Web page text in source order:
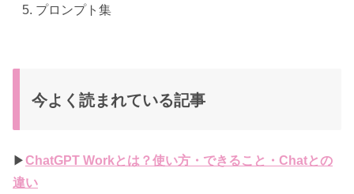
プロンプト集
今よく読まれている記事
▶ChatGPT Workとは？使い方・できること・Chatとの
違い